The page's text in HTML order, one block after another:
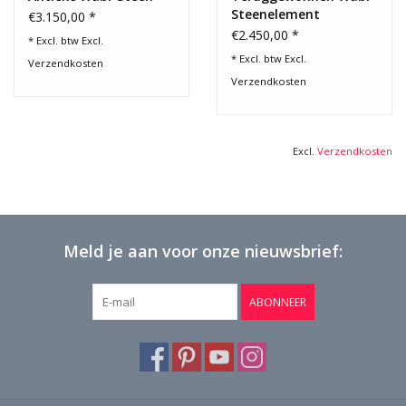
€3.150,00 *
* Excl. btw Excl.
Verzendkosten
Steenelement
€2.450,00 *
* Excl. btw Excl.
Verzendkosten
Excl. Verzendkosten
Meld je aan voor onze nieuwsbrief:
ABONNEER